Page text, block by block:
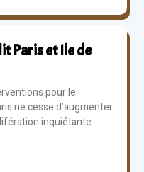
Paris et Ile de
pour le
ne cesse d’augmenter
inquiétante